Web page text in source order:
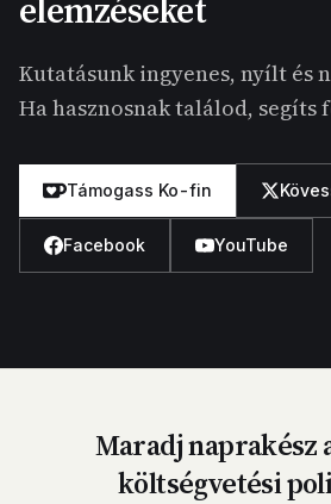
elemzéseket
Kutatásunk ingyenes, nyílt és
Ha hasznosnak találod, segíts
Támogass Ko-fin
Facebook YouTube
Maradj naprakész
költségvetési